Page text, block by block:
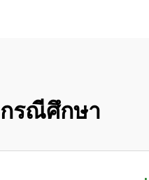
กรณีศึกษา